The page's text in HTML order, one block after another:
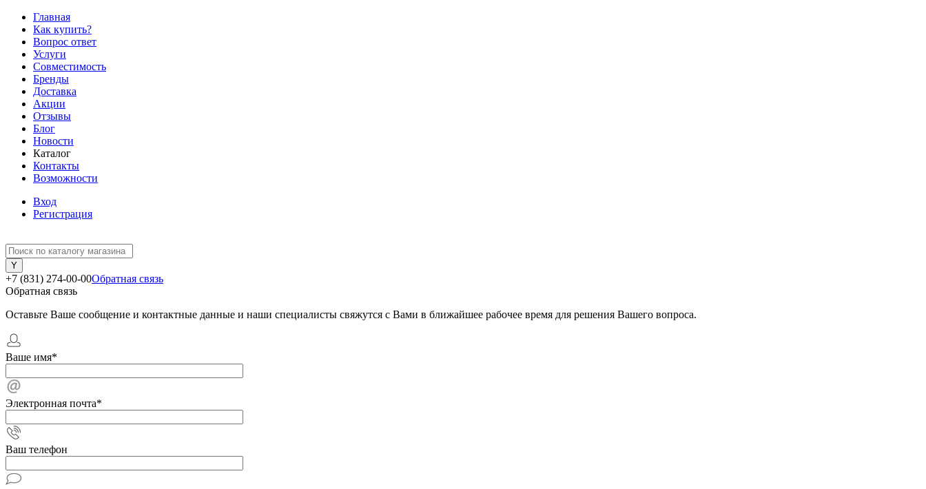
Главная
Как купить?
Вопрос ответ
Услуги
Совместимость
Бренды
Доставка
Акции
Отзывы
Блог
Новости
Каталог
Контакты
Возможности
Вход
Регистрация
+7 (831) 274-00-00Обратная связь
Обратная связь
Оставьте Ваше сообщение и контактные данные и наши специалисты свяжутся с Вами в ближайшее рабочее время для решения Вашего вопроса.
Ваше имя*
Электронная почта*
Ваш телефон